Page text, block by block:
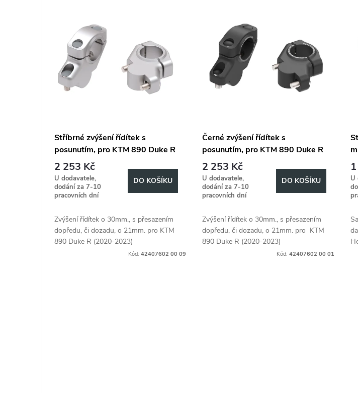
Stříbrné zvýšení řídítek s
posunutím, pro KTM 890 Duke R
(2020-2023), 30mm hoch,
21mm zurück - Silber
2 253 Kč
U dodavatele,
dodání za 7-10
pracovních dní
DO KOŠÍKU
Zvýšení řídítek o 30mm., s přesazením
dopředu, či dozadu, o 21mm. pro KTM
890 Duke R (2020-2023)
Kód:42407602 00 09
Černé zvýšení řídítek s
posunutím, pro KTM 890 Duke R
(2020-2023), 30mm hoch,
21mm zurück - Schwarz
2 253 Kč
U dodavatele,
dodání za 7-10
pracovních dní
DO KOŠÍKU
Zvýšení řídítek o 30mm., s přesazením
dopředu, či dozadu, o 21mm. pro KTM
890 Duke R (2020-2023)
Kód: 42407602 00 01
U